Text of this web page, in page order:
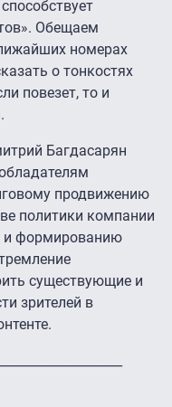
Обещаем
номерах
о тонкостях
повезет, то и
Багдасарян
продвижению
политики компании
и формированию
существующие и
зрителей в